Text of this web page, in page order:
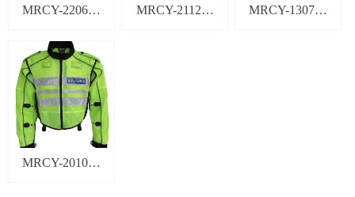
MRCY-220625
MRCY-211223
MRCY-130726
MRCY-201025